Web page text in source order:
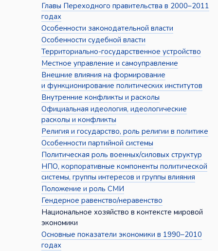
Главы Переходного правительства в 2000–2011
годах
Особенности законодательной власти
Особенности судебной власти
Территориально-государственное устройство
Местное управление и самоуправление
Внешние влияния на формирование
и функционирование политических институтов
Внутренние конфликты и расколы
Официальная идеология, идеологические
расколы и конфликты
Религия и государство, роль религии в политике
Особенности партийной системы
Политическая роль военных/силовых структур
НПО, корпоративные компоненты политической
системы, группы интересов и группы влияния
Положение и роль СМИ
Гендерное равенство/неравенство
Национальное хозяйство в контексте мировой
экономики
Основные показатели экономики в 1990–2010
годах